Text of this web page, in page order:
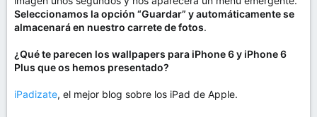
Seleccionamos la opción “Guardar” y automáticamente se
almacenará en nuestro carrete de fotos.
¿Qué te parecen los wallpapers para iPhone 6 y iPhone 6
Plus que os hemos presentado?
iPadizate, el mejor blog sobre los iPad de Apple.